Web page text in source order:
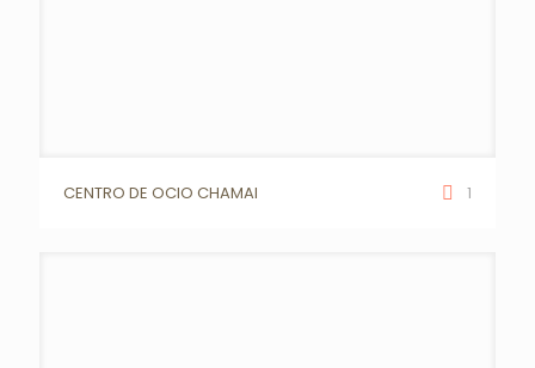
CENTRO DE OCIO CHAMAI 1